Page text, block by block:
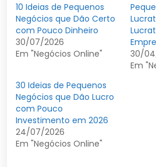
10 Ideias de Pequenos
Negócios que Dão Certo
com Pouco Dinheiro
30/07/2026
Em "Negócios Online"
30/
Em
30 Ideias de Pequenos
Negócios que Dão Lucro
com Pouco
Investimento em 2026
24/07/2026
Em "Negócios Online"